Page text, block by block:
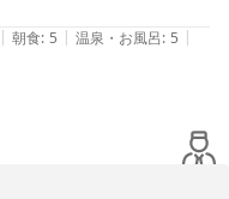
| 朝食: 5 | 温泉・お風呂: 5 |